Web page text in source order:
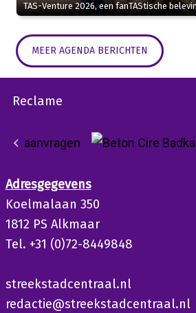
TAS-Venture 2026, een fanTAStische
MEER AGENDA BERICHTEN
Reclame
Adresgegevens
Koelmalaan 350
1812 PS Alkmaar
Tel. +31 (0)72-8449848
streekstadcentraal.nl
redactie@streekstadcentraal.nl